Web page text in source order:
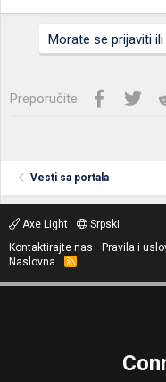
Morate se prijaviti
Preporučite: Facebook
Vesti sa portala
Axe Light
Srpski
Kontaktirajte nas
Pravila i
Naslovna
R
S